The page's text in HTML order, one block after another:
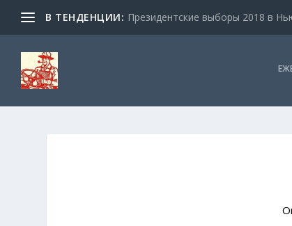
В ТЕНДЕНЦИИ: Президентские выборы 2018 в